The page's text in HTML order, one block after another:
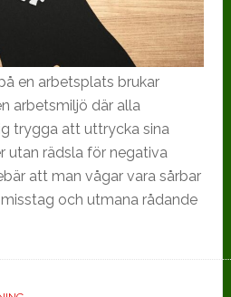
en arbetsplats brukar
arbetsmiljö där alla
trygga att uttrycka sina
utan rädsla för negativa
att man vågar vara sårbar
och utmana rådande